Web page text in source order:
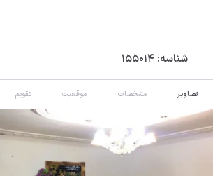
شناسه: 155014
تصاویر مشخصات موقعیت تقویم